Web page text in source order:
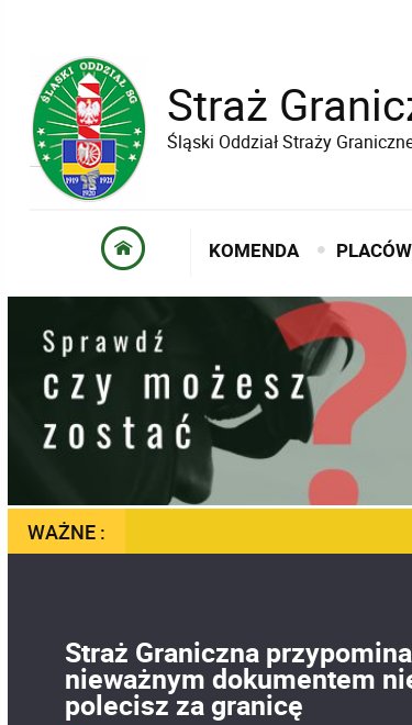
Straż
Śląski Oddział Straży
KOMENDA
WAŻNE :
Straż Graniczna
nieważnym dokumentem
polecisz za granicę